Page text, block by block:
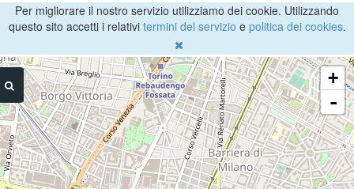
Per migliorare il nostro servizio utilizziamo dei cookie. Utilizzando
questo sito accetti i relativi termini del servizio e politica dei cookies.
+
-